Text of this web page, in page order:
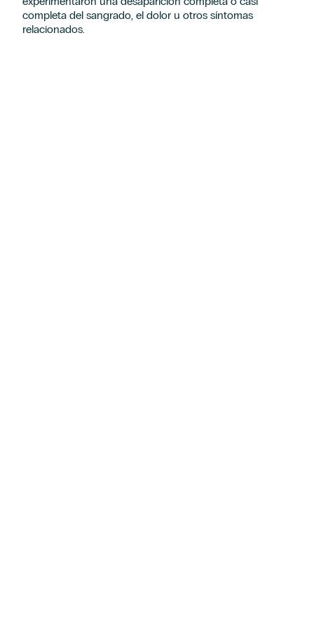
completa del sangrado, el dolor u otros síntomas
relacionados.